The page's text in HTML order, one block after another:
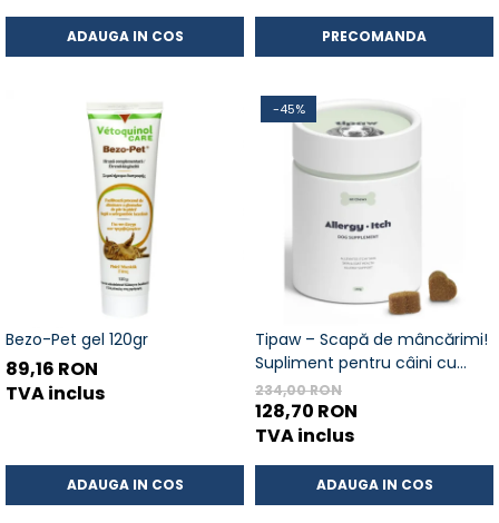
ADAUGA IN COS PRECOMANDA
Bezo-Pet gel 120gr
89,16 RON
TVA inclus
ADAUGA IN COS
-45%
Tipaw – Scapă de mâncărimi!
Supliment pentru câini cu
probleme de piele, 60 de
comprimate masticabile moi
234,00 RON
128,70 RON
TVA inclus
ADAUGA IN COS